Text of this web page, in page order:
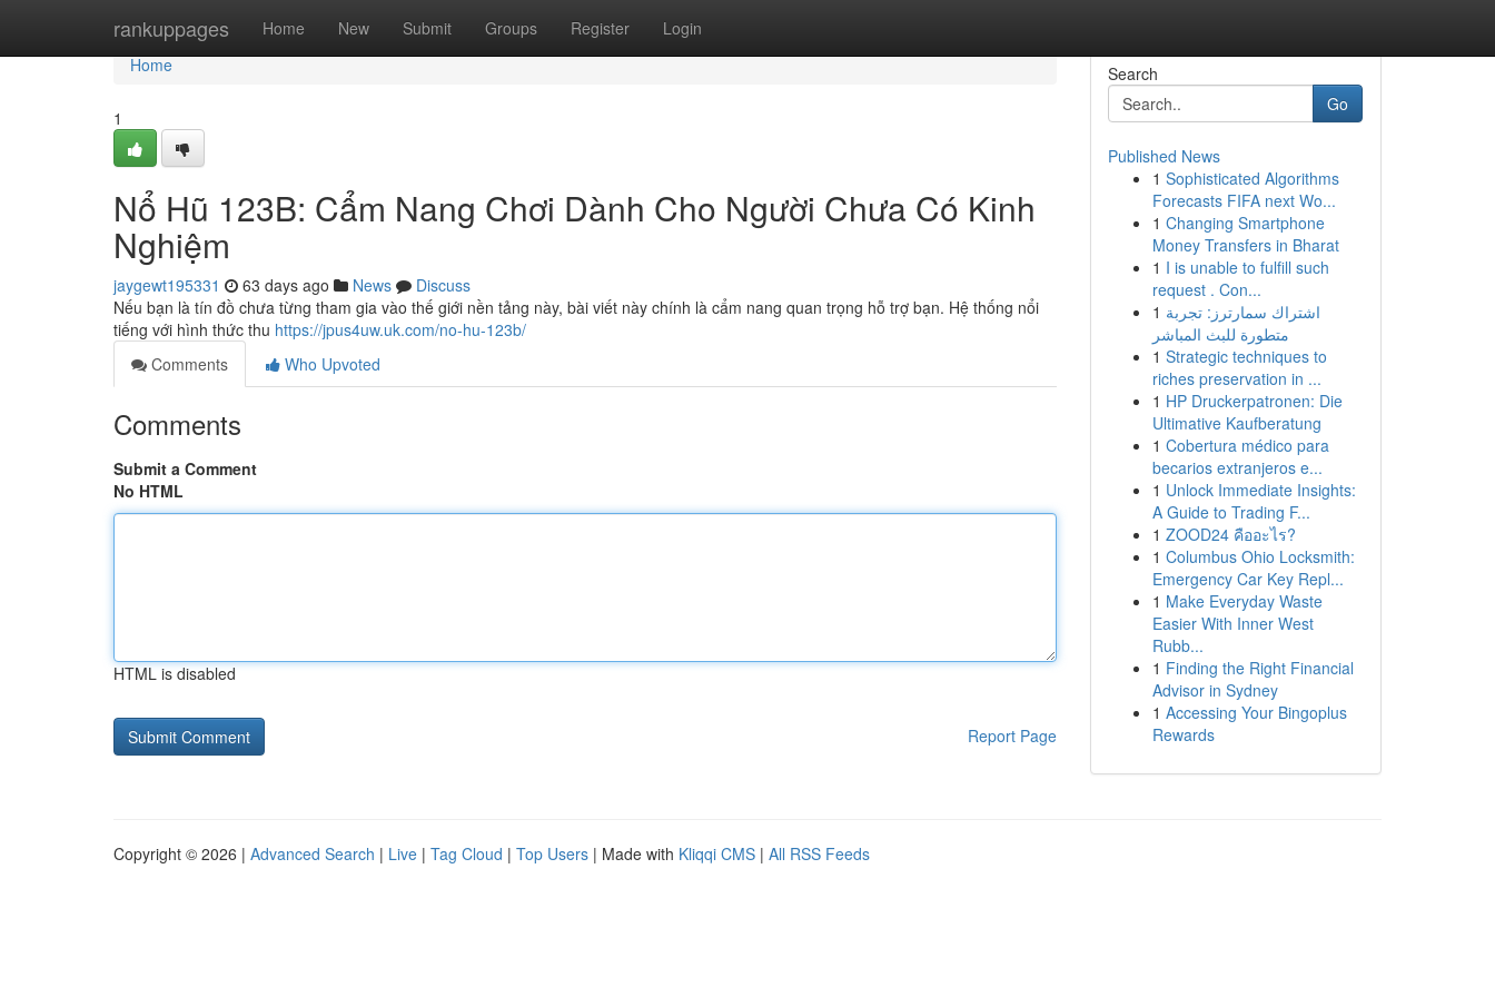
rankuppages Home New Submit Groups Register Login
Home
Home
1
Nổ Hũ 123B: Cẩm Nang Chơi Dành Cho Người Chưa Có Kinh
Nghiệm
jaygewt195331 63 days ago News
Discuss
Nếu bạn là tín đồ chưa từng tham gia vào thế giới nền tảng này, bài viết này chính là cẩm nang quan trọng hỗ trợ bạn. Hệ thống nổi
tiếng với hình thức thu https://jpus4uw.uk.com/no-hu-123b/
Comments
Who Upvoted
Comments
Submit a Comment
No HTML
HTML is disabled
Report Page
Search
Go
Published News
1 Sophisticated Algorithms
Forecasts FIFA next Wo...
1 Changing Smartphone
Money Transfers in Bharat
1 I is unable to fulfill such
request . Con...
1 اشتراك سمارترز: تجربة
متطورة للبث المباشر
1 Strategic techniques to
riches preservation in ...
1 HP Druckerpatronen: Die
Ultimative Kaufberatung
1 Cobertura médico para
becarios extranjeros e...
1 Unlock Immediate Insights:
A Guide to Trading F...
1 ZOOD24 คืออะไร?
1 Columbus Ohio Locksmith:
Emergency Car Key Repl...
1 Make Everyday Waste
Easier With Inner West
Rubb...
1 Finding the Right Financial
Advisor in Sydney
1 Accessing Your Bingoplus
Rewards
Copyright © 2026 | Advanced Search | Live | Tag Cloud | Top Users | Made with Kliqqi CMS | All RSS Feeds